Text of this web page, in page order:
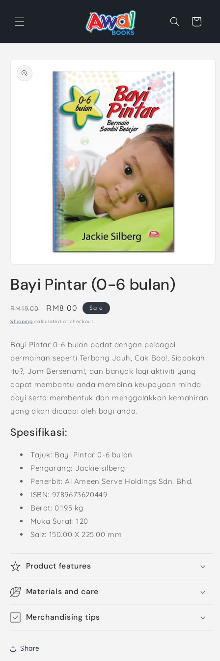
content
Cart
product
information
1
in
Bayi Pintar (0-6 bulan)
Regular
price
RM19.00
Sale
price
RM8.00 Sale
Shipping calculated at checkout.
Bayi Pintar 0-6 bulan padat dengan pelbagai
permainan seperti Terbang Jauh, Cak Boo!, Siapakah
itu?, Jom Bersenam!, dan banyak lagi aktiviti yang
dapat membantu anda membina keupayaan minda
bayi serta membentuk dan menggalakkan kemahiran
yang akan dicapai oleh bayi anda.
Spesifikasi:
Tajuk: Bayi Pintar 0-6 bulan
Pengarang: Jackie silberg
Penerbit: Al Ameen Serve Holdings Sdn. Bhd.
ISBN: 9789673620449
Berat: 0.195 kg
Muka Surat: 120
Saiz: 150.00 X 225.00 mm
Product features
Materials and care
Merchandising tips
Share